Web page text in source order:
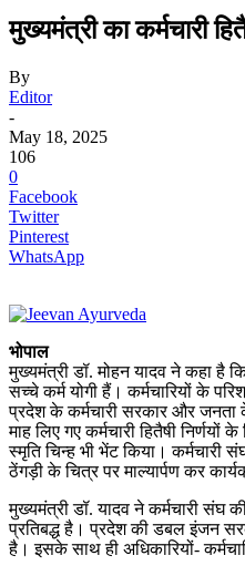
मुख्यमंत्री का कर्मचारी
By
Editor
-
May 18, 2025
106
0
Facebook
Twitter
Pinterest
WhatsApp
भोपाल
मुख्यमंत्री डॉ. मोहन यादव ने कहा है
सच्चे कर्म योगी हैं। कर्मचारियों के
प्रदेश के कर्मचारी सरकार और जनता
माह लिए गए कर्मचारी हितैषी
स्मृति चिन्ह भी भेंट किया। कर्मचारी
ठेंगड़ी के चित्र पर माल्यार्पण कर
मुख्यमंत्री डॉ. यादव ने कर्मचारी संघ
प्रतिबद्ध है। प्रदेश की डबल इंजन
है। इसके साथ ही अधिकारियों-